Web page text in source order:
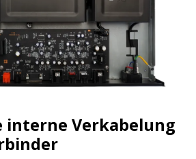
interne Verkabelung